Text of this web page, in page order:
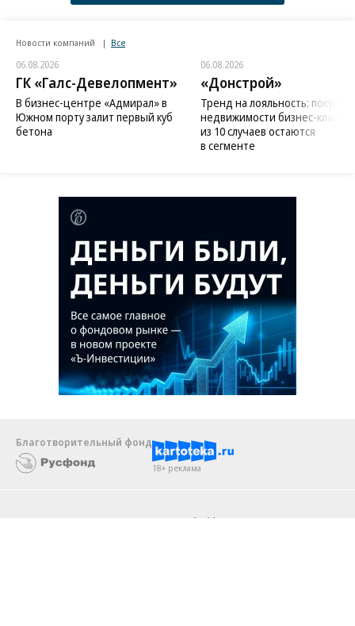
Новости компаний Все
06.08.2026
ГК «Галс-Девелопмент»
В бизнес-центре «Адмирал» в
Южном порту залит первый куб
бетона
06.08.2026
«Донстрой»
Тренд на лояльность:
недвижимости бизнес-класса
из 10 случаев остаются
в сегменте
Благотворительный фонд
18+ реклама
Android